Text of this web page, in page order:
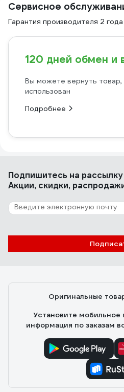
Сервисное
Гарантия производителя 2 года
120 дней обмен и
Вы можете вернуть
использован
Подробнее
Подпишитесь на рассылку
Акции, скидки,
Оригинальные
Установите мобильное
информация по заказам